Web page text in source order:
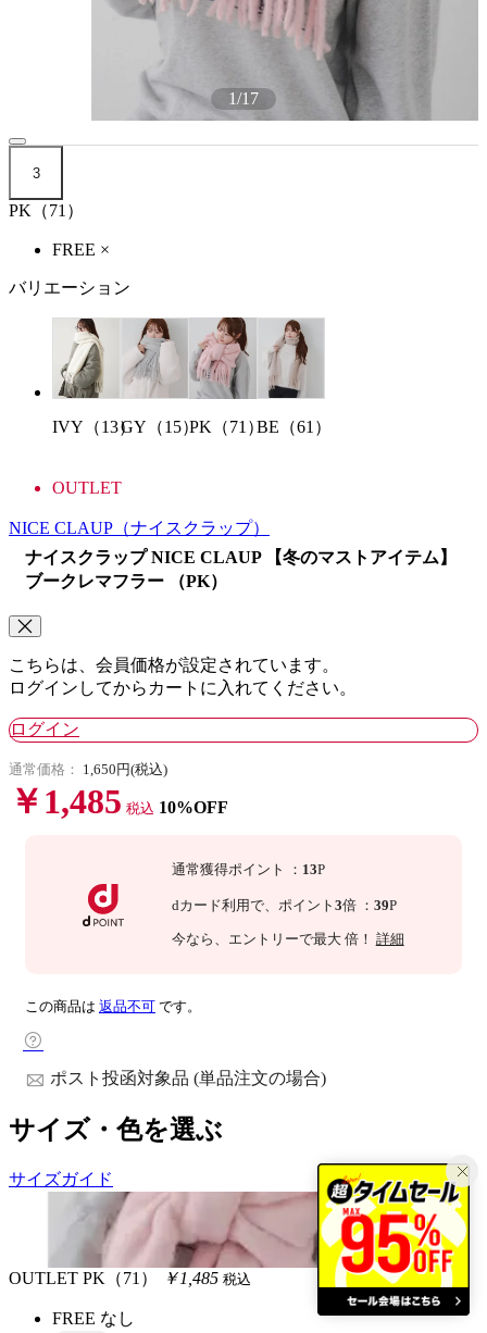
1/17
3
PK（71）
FREE ×
バリエーション
IVY（13）GY（15）PK（71）BE（61）
OUTLET
NICE CLAUP （ナイスクラップ）
ナイスクラップ NICE CLAUP 【冬のマストアイテム】
ブークレマフラー （PK）
こちらは、会員価格が設定されています。
ログインしてからカートに入れてください。
ログイン
通常価格： 1,650円(税込)
￥1,485 税込 10%OFF
通常獲得ポイント ： 13P
dカード利用で、 ポイント 3倍 ： 39P
今なら 、エントリーで最大 倍！ 詳細
この商品は 返品不可 です。
ポスト投函対象品 (単品注文の場合)
サイズ・色を選ぶ
サイズガイド
OUTLET PK（71） ￥1,485 税込
FREE なし